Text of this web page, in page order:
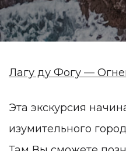
Лагу ду Фогу —
Эта экскурсия
изумительного